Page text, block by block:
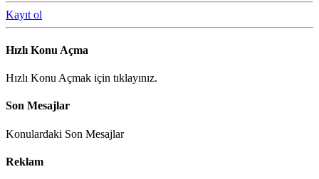
Kayıt ol
Hızlı Konu Açma
Hızlı Konu Açmak için tıklayınız.
Son Mesajlar
Konulardaki Son Mesajlar
Reklam